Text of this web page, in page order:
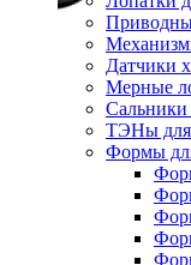
Датчики
Мерные
Сальники
ТЭНы для
Формы